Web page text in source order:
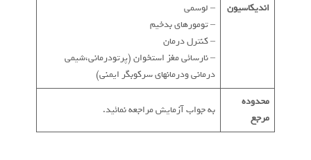
اندیکاسیون
– لوسمی
– تومورهای بدخیم
– کنترل درمان
– نارسائی مغز استخوان (پرتودرمانی،شیمی
درمانی ودرمانهای سرکوبگر ایمنی)
محدوده
مرجع
به جواب آزمایش مراجعه نمائید.